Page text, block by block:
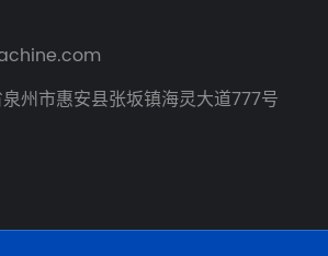
州市惠安县张坂镇海灵大道777号